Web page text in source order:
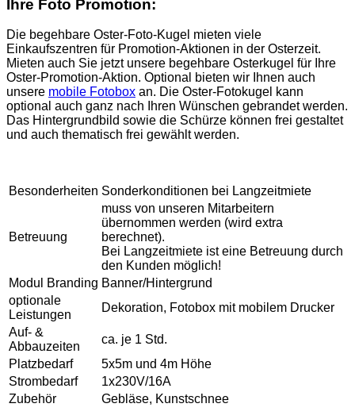
g
e
l
f
ü
r
F
o
t
o
o
m
M
e
n
g
e
Ihre Foto Promotion:
Die begehbare Oster-Foto-Kugel mieten viele
Einkaufszentren für Promotion-Aktionen in der Osterzeit.
Mieten auch Sie jetzt unsere begehbare Osterkugel für Ihre
Oster-Promotion-Aktion. Optional bieten wir Ihnen auch
unsere mobile Fotobox an. Die Oster-Fotokugel kann
optional auch ganz nach Ihren Wünschen gebrandet werden.
Das Hintergrundbild sowie die Schürze können frei gestaltet
und auch thematisch frei gewählt werden.
Besonderheiten Sonderkonditionen bei Langzeitmiete
Betreuung
muss von unseren Mitarbeitern
übernommen werden (wird extra
berechnet).
Bei Langzeitmiete ist eine Betreuung durch
den Kunden möglich!
Modul Branding Banner/Hintergrund
optionale
Leistungen
Dekoration, Fotobox mit mobilem Drucker
Auf- &
Abbauzeiten
ca. je 1 Std.
Platzbedarf
5x5m und 4m Höhe
Strombedarf
1x230V/16A
Zubehör
Gebläse, Kunstschnee